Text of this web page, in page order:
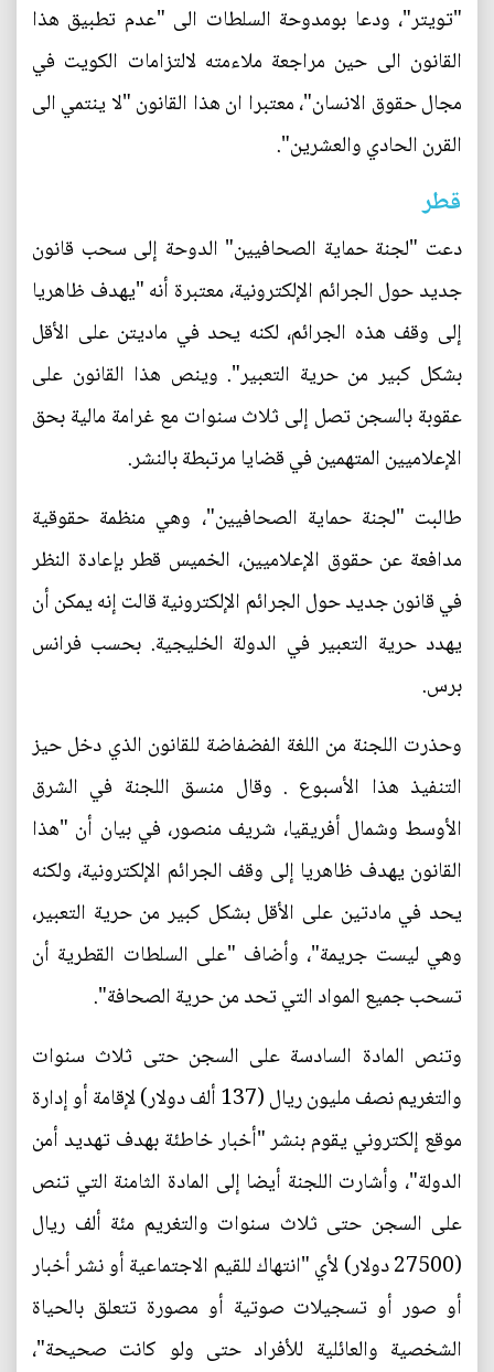
"تويتر"، ودعا بومدوحة السلطات الى "عدم تطبيق هذا
القانون الى حين مراجعة ملاءمته لالتزامات الكويت في
مجال حقوق الانسان"، معتبرا ان هذا القانون "لا ينتمي الى
القرن الحادي والعشرين".
قطر
دعت "لجنة حماية الصحافيين" الدوحة إلى سحب قانون
جديد حول الجرائم الإلكترونية، معتبرة أنه "يهدف ظاهريا
إلى وقف هذه الجرائم، لكنه يحد في ماديتن على الأقل
بشكل كبير من حرية التعبير". وينص هذا القانون على
عقوبة بالسجن تصل إلى ثلاث سنوات مع غرامة مالية بحق
الإعلاميين المتهمين في قضايا مرتبطة بالنشر.
طالبت "لجنة حماية الصحافيين"، وهي منظمة حقوقية
مدافعة عن حقوق الإعلاميين، الخميس قطر بإعادة النظر
في قانون جديد حول الجرائم الإلكترونية قالت إنه يمكن أن
يهدد حرية التعبير في الدولة الخليجية. بحسب فرانس
برس.
وحذرت اللجنة من اللغة الفضفاضة للقانون الذي دخل حيز
التنفيذ هذا الأسبوع . وقال منسق اللجنة في الشرق
الأوسط وشمال أفريقيا، شريف منصور، في بيان أن "هذا
القانون يهدف ظاهريا إلى وقف الجرائم الإلكترونية، ولكنه
يحد في مادتين على الأقل بشكل كبير من حرية التعبير،
وهي ليست جريمة"، وأضاف "على السلطات القطرية أن
تسحب جميع المواد التي تحد من حرية الصحافة".
وتنص المادة السادسة على السجن حتى ثلاث سنوات
والتغريم نصف مليون ريال (137 ألف دولار) لإقامة أو إدارة
موقع إلكتروني يقوم بنشر "أخبار خاطئة بهدف تهديد أمن
الدولة"، وأشارت اللجنة أيضا إلى المادة الثامنة التي تنص
على السجن حتى ثلاث سنوات والتغريم مئة ألف ريال
(27500 دولار) لأي "انتهاك للقيم الاجتماعية أو نشر أخبار
أو صور أو تسجيلات صوتية أو مصورة تتعلق بالحياة
الشخصية والعائلية للأفراد حتى ولو كانت صحيحة"،